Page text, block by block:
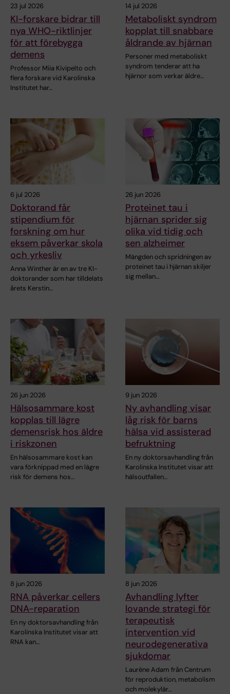
23 jul 2026
KI-forskare bidrar till
nya WHO-riktlinjer
för att förebygga
demens
Professor Miia Kivipelto och
flera forskare vid Karolinska
Institutet har…
14 jul 2026
Metaboliskt syndrom
kopplat till snabbare
åldrande av hjärnan
Personer med metaboliskt
syndrom tenderar att ha
hjärnor som verkar äldre…
6 jul 2026
Doktorand får
stipendium för
forskning om hur
eksem påverkar skola
och yrkesliv
Anna Winther är en av tre KI-
doktorander som har tilldelats
årets Kerstin…
26 jun 2026
Proteinet tau i
hjärnan sprider sig
olika vid tidig och
sen alzheimer
Mängden och spridningen av
proteinet tau i hjärnan skiljer
sig mellan…
26 jun 2026
Hälsosammare kost
kopplas till lägre
demensrisk hos äldre
i riskzonen
En hälsosammare kost kan
vara förknippad med en lägre
risk för demens hos…
9 jun 2026
Ny avhandling visar
låg risk för barns
hälsa vid assisterad
befruktning
En ny doktorsavhandling från
Karolinska Institutet visar att
hälsoutfallen…
8 jun 2026
RNA påverkar cellers
DNA-reparation
En ny doktorsavhandling från
Karolinska Institutet visar att
RNA kan…
8 jun 2026
Avhandling lyfter
lovande strategi för
terapeutisk
intervention vid
neurodegenerativa
sjukdomar
Laurène Adam från Centrum
för reproduktion, metabolism
och molekylär…